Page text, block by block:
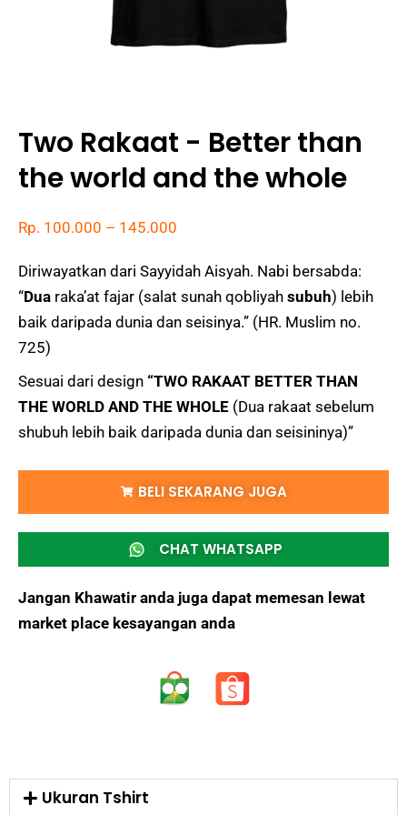
Two Rakaat - Better than
the world and the whole
Rp. 100.000 – 145.000
Diriwayatkan dari Sayyidah Aisyah. Nabi bersabda:
“Dua raka’at fajar (salat sunah qobliyah subuh) lebih
baik daripada dunia dan seisinya.” (HR. Muslim no.
725)
Sesuai dari design “TWO RAKAAT BETTER THAN
THE WORLD AND THE WHOLE (Dua rakaat sebelum
shubuh lebih baik daripada dunia dan seisininya)”
BELI SEKARANG JUGA
CHAT WHATSAPP
Jangan Khawatir anda juga dapat memesan lewat
market place kesayangan anda
Ukuran Tshirt